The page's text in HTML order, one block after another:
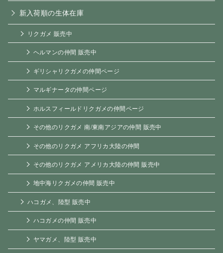
新入荷順の生体在庫
リクガメ 販売中
ヘルマンの仲間 販売中
ギリシャリクガメの仲間ページ
マルギナータの仲間ページ
ホルスフィールドリクガメの仲間ページ
その他のリクガメ 南/東南アジアの仲間 販売中
その他のリクガメ アフリカ大陸の仲間
その他のリクガメ アメリカ大陸の仲間 販売中
地中海リクガメの仲間 販売中
ハコガメ、陸型 販売中
ハコガメの仲間 販売中
ヤマガメ、陸型 販売中